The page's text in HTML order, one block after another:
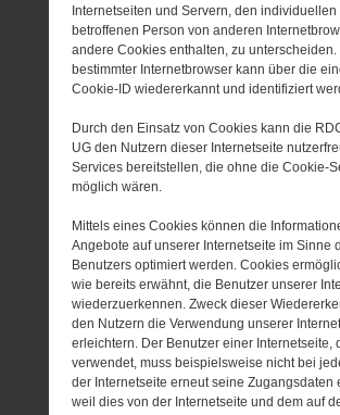
Internetseiten und Servern, den
betroffenen Person von anderen
andere Cookies enthalten, zu unterscheiden.
bestimmter Internetbrowser kann über die
Cookie-ID wiedererkannt und identifiziert
Durch den Einsatz von Cookies kann die
UG den Nutzern dieser Internetseite
Services bereitstellen, die ohne die Cookie-
möglich wären.
Mittels eines Cookies können die
Angebote auf unserer Internetseite im Sinne
Benutzers optimiert werden. Cookies
wie bereits erwähnt, die Benutzer unserer
wiederzuerkennen. Zweck dieser
den Nutzern die Verwendung unserer
erleichtern. Der Benutzer einer Internetseite,
verwendet, muss beispielsweise nicht bei
der Internetseite erneut seine Zugangsdaten
weil dies von der Internetseite und dem auf